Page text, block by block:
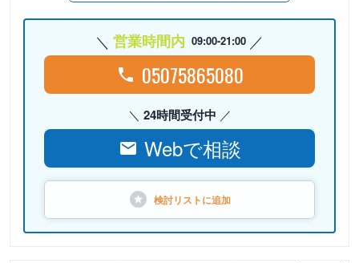
営業時間内 09:00-21:00
05075865080
24時間受付中
Webで相談
検討リストに追加